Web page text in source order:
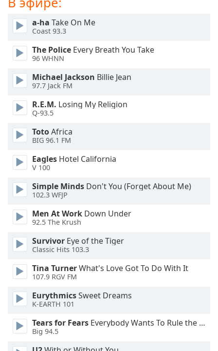
window.
Escape
cancel
close
window.
Color
Opacity
Background
Color
Opacity
Caption
Area
Color
Opacity
a-ha Take On Me
Coast 93.3
The Police Every Breath You Take
96 WHNN
Michael Jackson Billie Jean
97.7 Jack FM
R.E.M. Losing My Religion
Q-93.5
TotoAfrica
BIG 96.1 FM
Eagles Hotel California
V 100
Simple Minds Don't You (Forget About Me)
102.3 WFJP
Men At Work Down Under
92.5 The Krush
Survivor Eye of the Tiger
Classic Hits 103.3
Tina TurnerWhat's Love Got To Do With It
107.9 RGV FM
EurythmicsSweet Dreams
K-EARTH 101
Tears for Fears Everybody Wants To Rule the World
Big 94.5